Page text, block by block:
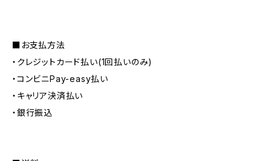
■お支払方法
・クレジットカード払い(1回払いのみ)
・コンビニPay-easy払い
・キャリア決済払い
・銀行振込